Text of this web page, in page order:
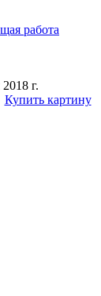
работа
г.
Купить картину